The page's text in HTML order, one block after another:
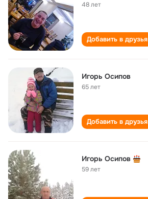
48 лет
Добавить в друзья
Игорь Осипов
65 лет
Добавить в друзья
Игорь Осипов
59 лет